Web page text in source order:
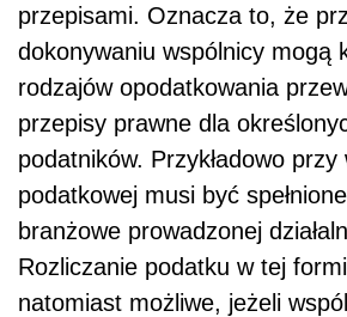
przepisami. Oznacza to, że
dokonywaniu wspólnicy mogą
rodzajów opodatkowania
przepisy prawne dla
podatników. Przykładowo
podatkowej musi być
branżowe prowadzonej
Rozliczanie podatku w tej
natomiast możliwe, jeżeli